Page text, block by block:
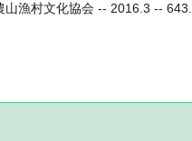
漁村文化協会 -- 2016.3 --